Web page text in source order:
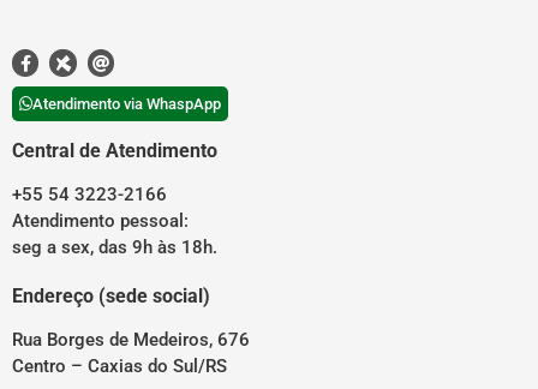
Atendimento via WhaspApp
Central de Atendimento
+55 54 3223-2166
Atendimento pessoal:
seg a sex, das 9h às 18h.
Endereço (sede social)
Rua Borges de Medeiros, 676
Centro – Caxias do Sul/RS